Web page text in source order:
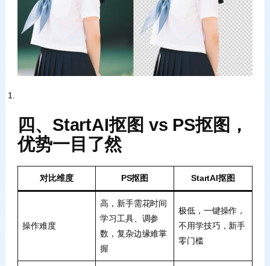
四、StartAI抠图 vs PS抠图，
优势一目了然
对比维度 PS抠图 StartAI抠图
操作难度
高，新手需花时间
学习工具、调参
数，复杂边缘难掌
握
极低，一键操作，
不用学技巧，新手
零门槛